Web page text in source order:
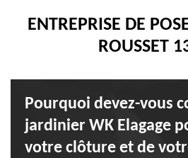
ENTREPRISE DE
ROUSSET
Pourquoi devez-vous
jardinier WK Elagage
votre clôture et de